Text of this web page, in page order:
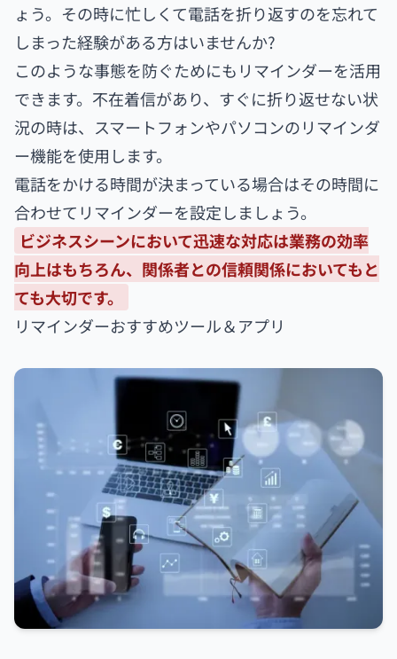
ょう。その時に忙しくて電話を折り返すのを忘れて
しまった経験がある方はいませんか?
このような事態を防ぐためにもリマインダーを活用
できます。不在着信があり、すぐに折り返せない状
況の時は、スマートフォンやパソコンのリマインダ
ー機能を使用します。
電話をかける時間が決まっている場合はその時間に
合わせてリマインダーを設定しましょう。
ビジネスシーンにおいて迅速な対応は業務の効率
向上はもちろん、関係者との信頼関係においてもと
ても大切です。
リマインダーおすすめツール＆アプリ